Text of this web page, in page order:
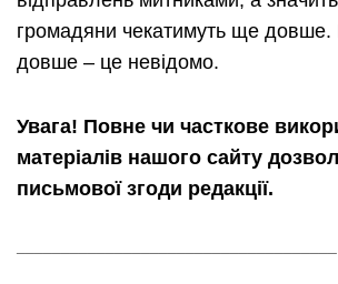
громадяни чекатимуть ще довше.
довше – це невідомо.
Увага! Повне чи часткове
матеріалів нашого сайту
письмової згоди редакції.